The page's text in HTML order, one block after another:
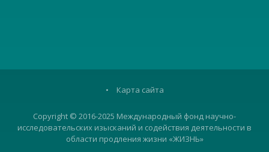
• Карта сайта
Copyright © 2016-2025 Международный фонд научно-
исследовательских изысканий и содействия деятельности в
области продления жизни «ЖИЗНЬ»